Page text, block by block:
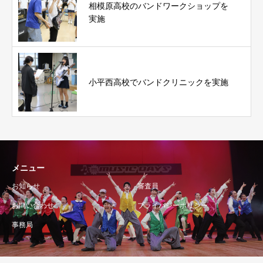
相模原高校のバンドワークショップを
実施
小平西高校でバンドクリニックを実施
メニュー
お知らせ 審査員
お問い合わせ プライバシーポリシー
事務局